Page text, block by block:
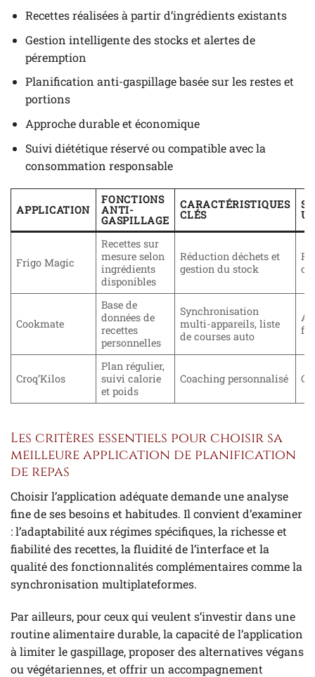
Recettes réalisées à partir d’ingrédients existants
Gestion intelligente des stocks et alertes de
péremption
Planification anti-gaspillage basée sur les restes et
portions
Approche durable et économique
Suivi diététique réservé ou compatible avec la
consommation responsable
APPLICATION
FONCTIONS
ANTI-
GASPILLAGE
CARACTÉRISTIQUES
CLÉS
Frigo Magic
Recettes sur
mesure selon
ingrédients
disponibles
Réduction déchets et
gestion du stock
Cookmate
Base de
données de
recettes
personnelles
Synchronisation
multi-appareils, liste
de courses auto
Croq’Kilos
Plan régulier,
suivi calorie
et poids
Coaching personnalisé
Les critères essentiels pour choisir sa
meilleure application de planification
de repas
Choisir l’application adéquate demande une analyse
fine de ses besoins et habitudes. Il convient d’examiner
: l’adaptabilité aux régimes spécifiques, la richesse et
fiabilité des recettes, la fluidité de l’interface et la
qualité des fonctionnalités complémentaires comme la
synchronisation multiplateformes.
Par ailleurs, pour ceux qui veulent s’investir dans une
routine alimentaire durable, la capacité de l’application
à limiter le gaspillage, proposer des alternatives végans
ou végétariennes, et offrir un accompagnement